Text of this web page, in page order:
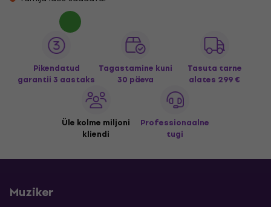
Pikendatud
garantii 3 aastaks
Tagastamine kuni
30 päeva
Tasuta tarne
alates 299 €
Üle kolme miljoni
kliendi
Professionaalne
tugi
Muziker